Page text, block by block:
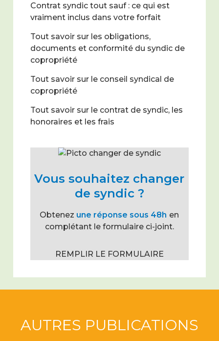
Contrat syndic tout sauf : ce qui est
vraiment inclus dans votre forfait
Tout savoir sur les obligations,
documents et conformité du syndic de
copropriété
Tout savoir sur le conseil syndical de
copropriété
Tout savoir sur le contrat de syndic, les
honoraires et les frais
Vous souhaitez changer
de syndic ?
Obtenez une réponse sous 48h en
complétant le formulaire ci-joint.
REMPLIR LE FORMULAIRE
AUTRES PUBLICATIONS